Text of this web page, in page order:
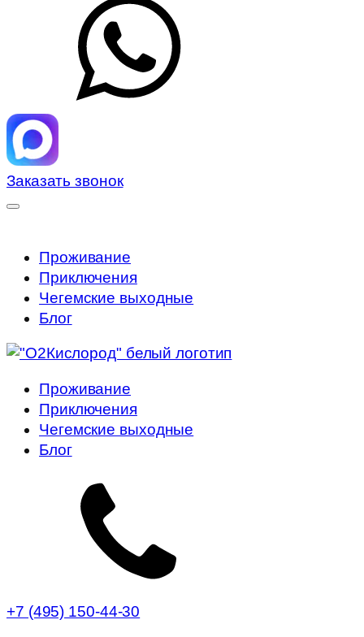
Заказать звонок
Проживание
Приключения
Чегемские выходные
Блог
Проживание
Приключения
Чегемские выходные
Блог
+7 (495) 150-44-30